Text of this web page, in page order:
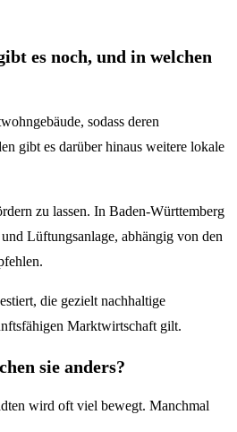
es noch, und in welchen
sodass deren
gibt es darüber hinaus weitere lokale
zu lassen. In Baden-Württemberg
Lüftungsanlage, abhängig von den
die gezielt nachhaltige
Marktwirtschaft gilt.
sie anders?
wird oft viel bewegt. Manchmal